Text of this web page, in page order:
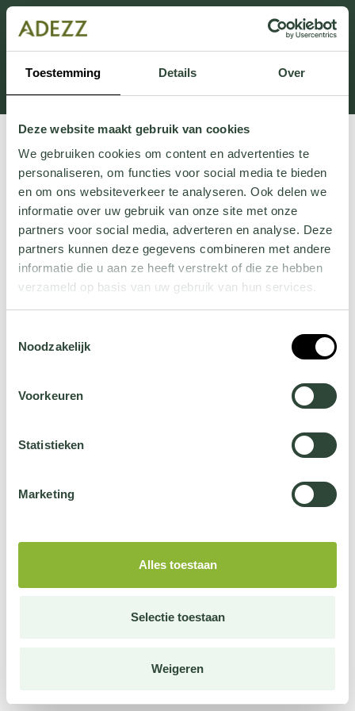
Toestemming Details Over
Deze website maakt gebruik van cookies
We gebruiken cookies om content en advertenties te
personaliseren, om functies voor social media te bieden
en om ons websiteverkeer te analyseren. Ook delen we
informatie over uw gebruik van onze site met onze
partners voor social media, adverteren en analyse. Deze
partners kunnen deze gegevens combineren met andere
informatie die u aan ze heeft verstrekt of die ze hebben
verzameld op basis van uw gebruik van hun services.
jehier.
Noodzakelijk
Voorkeuren
Statistieken
Marketing
Alles toestaan
Selectie toestaan
Weigeren
This section is currently under maintenance.
If you are missing information, you can call us at +31
413 745 423 or email us at